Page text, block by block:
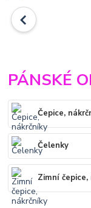
PÁNSKÉ
Čepice,
Čelenky
Zimní čepice,